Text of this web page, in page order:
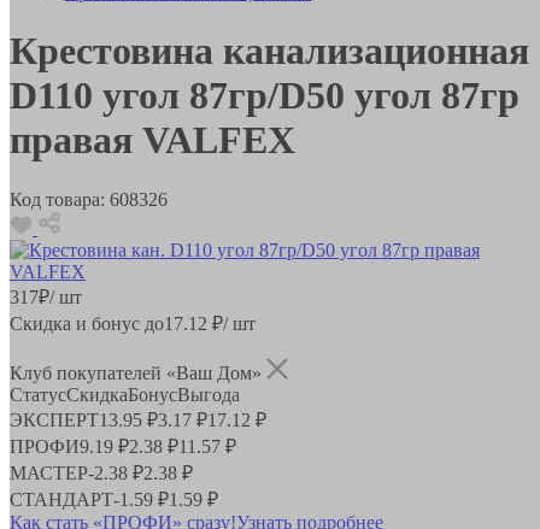
Крестовина канализационная
D110 угол 87гр/D50 угол 87гр
правая VALFEX
Код товара: 608326
317₽/ шт
Скидка и бонус до17.12 ₽/ шт
Клуб покупателей «Ваш Дом»
СтатусСкидкаБонусВыгода
ЭКСПЕРТ13.95 ₽3.17 ₽17.12 ₽
ПРОФИ9.19 ₽2.38 ₽11.57 ₽
МАСТЕР-2.38 ₽2.38 ₽
СТАНДАРТ-1.59 ₽1.59 ₽
Как стать «ПРОФИ» сразу!Узнать подробнее